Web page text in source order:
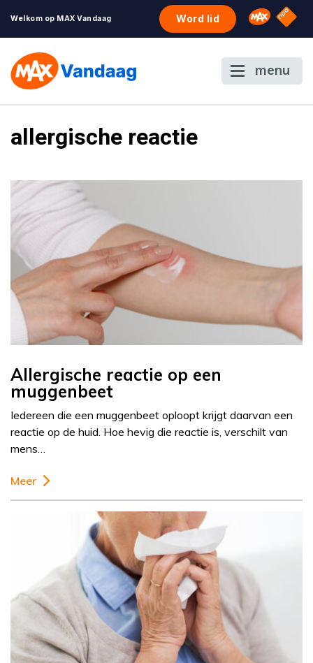
Welkom op MAX Vandaag Word lid Omroep
NPO
menu
allergische reactie
Allergische reactie op een
muggenbeet
Iedereen die een muggenbeet oploopt krijgt daarvan een
reactie op de huid. Hoe hevig die reactie is, verschilt van
mens…
Meer